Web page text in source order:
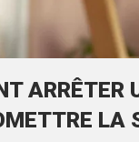
ARRÊTER
LA